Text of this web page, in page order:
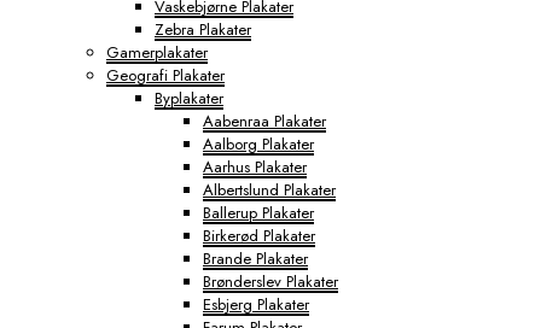
Vaskebjørne Plakater
Zebra Plakater
Gamerplakater
Geografi Plakater
Byplakater
Aabenraa Plakater
Aalborg Plakater
Aarhus Plakater
Albertslund Plakater
Ballerup Plakater
Birkerød Plakater
Brande Plakater
Brønderslev Plakater
Esbjerg Plakater